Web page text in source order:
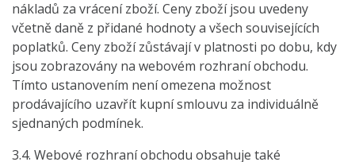
nákladů za vrácení zboží. Ceny zboží jsou uvedeny
včetně daně z přidané hodnoty a všech souvisejících
poplatků. Ceny zboží zůstávají v platnosti po dobu, kdy
jsou zobrazovány na webovém rozhraní obchodu.
Tímto ustanovením není omezena možnost
prodávajícího uzavřít kupní smlouvu za individuálně
sjednaných podmínek.
3.4. Webové rozhraní obchodu obsahuje také